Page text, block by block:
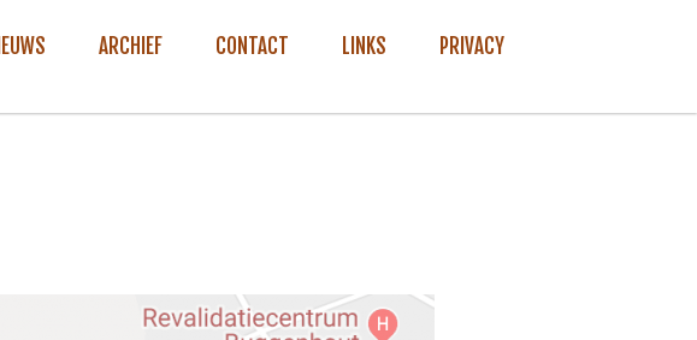
ARCHIEF CONTACT LINKS
PRIVACY